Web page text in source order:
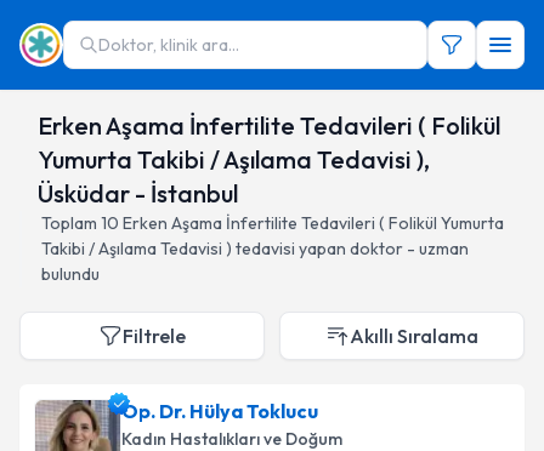
Doktor, klinik ara...
Erken Aşama İnfertilite Tedavileri ( Folikül
Yumurta Takibi / Aşılama Tedavisi ),
Üsküdar - İstanbul
Toplam 10 Erken Aşama İnfertilite Tedavileri ( Folikül Yumurta
Takibi / Aşılama Tedavisi ) tedavisi yapan doktor - uzman
bulundu
Filtrele Akıllı Sıralama
Op. Dr. Hülya Toklucu
Kadın Hastalıkları ve Doğum